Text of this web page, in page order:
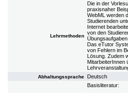
Lehrmethoden
Die in der
praxisnaher
WebML werden
Studierenden
Internet
von den
Das eTutor
von Fehlern im
Lösung. Zudem
MitarbeiterInnen
Abhaltungssprache Deutsch
Basisliteratur: